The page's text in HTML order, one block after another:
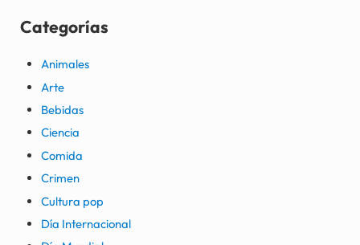
Categorías
Animales
Arte
Bebidas
Ciencia
Comida
Crimen
Cultura pop
Día Internacional